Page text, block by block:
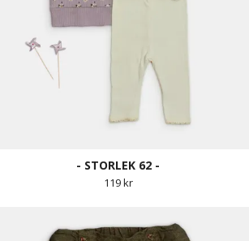
- STORLEK 62 -
119 kr